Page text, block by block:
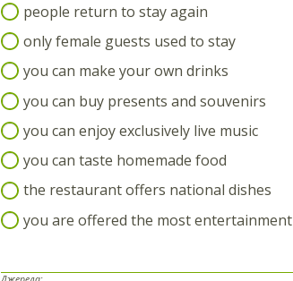
people return to stay again
only female guests used to stay
you can make your own drinks
you can buy presents and souvenirs
you can enjoy exclusively live music
you can taste homemade food
the restaurant offers national dishes
you are offered the most entertainment